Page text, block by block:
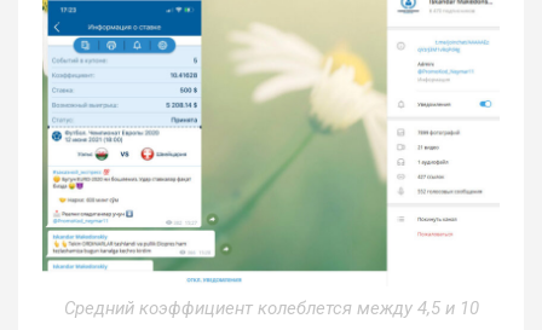
Средний коэффициент колеблется между 4,5 и 10